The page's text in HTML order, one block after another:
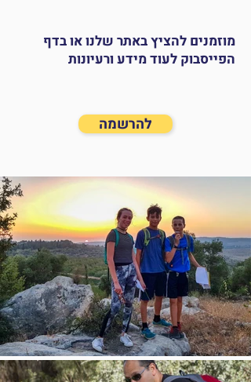
מוזמנים להציץ באתר שלנו או בדף
הפייסבוק לעוד מידע ורעיונות
להרשמה